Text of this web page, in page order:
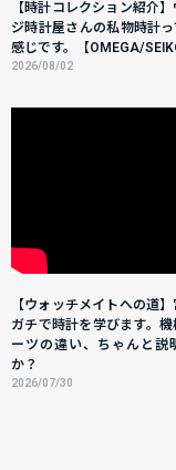
【時計コレクション紹介
ジ時計屋さんの私物時計
感じです。【OMEGA/
2026/08/02
【ウォッチメイトへの道】
ガチで時計を学びます。
ーツの違い、ちゃんと説
か？
2026/07/30